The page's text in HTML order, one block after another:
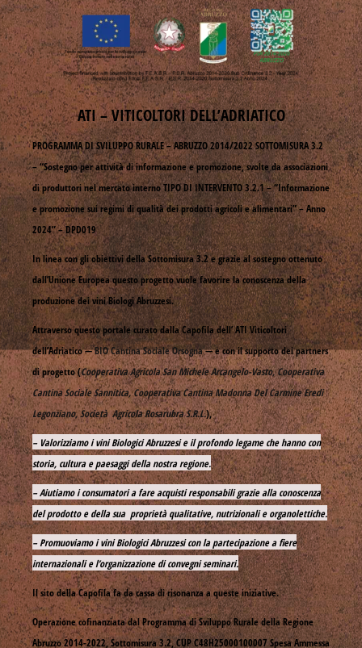
ATI – VITICOLTORI DELL’ADRIATICO
PROGRAMMA DI SVILUPPO RURALE – ABRUZZO 2014/2022 SOTTOMISURA 3.2
– “Sostegno per attività di informazione e promozione, svolte da associazioni
di produttori nel mercato interno TIPO DI INTERVENTO 3.2.1 – “Informazione
e promozione sui regimi di qualità dei prodotti agricoli e alimentari” – Anno
2024” – DPD019
In linea con gli obiettivi della Sottomisura 3.2 e grazie al sostegno ottenuto
dall’Unione Europea questo progetto vuole favorire la conoscenza della
produzione dei vini Biologi Abruzzesi.
Attraverso questo portale curato dalla Capofila dell’ ATI Viticoltori
dell’Adriatico —BIO Cantina Sociale Orsogna— e con il supporto dei partners
di progetto (Cooperativa Agricola San Michele Arcangelo-Vasto, Cooperativa
Cantina Sociale Sannitica, Cooperativa Cantina Madonna Del Carmine Eredi
Legonziano, Società Agricola Rosarubra S.R.L.),
– Valorizziamo i vini Biologici Abruzzesi e il profondo legame che hanno con
storia, cultura e paesaggi della nostra regione.
– Aiutiamo i consumatori a fare acquisti responsabili grazie alla conoscenza
del prodotto e della sua proprietà qualitative, nutrizionali e organolettiche.
– Promuoviamo i vini Biologici Abruzzesi con la partecipazione a fiere
internazionali e l’organizzazione di convegni seminari.
Il sito della Capofila fa da cassa di risonanza a queste iniziative.
Operazione cofinanziata dal Programma di Sviluppo Rurale della Regione
Abruzzo 2014-2022, Sottomisura 3.2, CUP C48H25000100007 Spesa Ammessa